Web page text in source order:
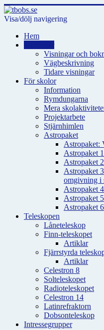
Visa/dölj navigering
Hem
Visningar och
Vägbeskrivning
Tidare visningar
För skolor
Information
Rymdungarna
Mera
Projektarbete
Stjärnhimlen
Astropaket
Astropaket:
Astropaket
Astropaket
Astropaket
omgivning i
Astropaket
Astropaket
Astropaket
Teleskopen
Låneteleskop
Finn-teleskopet
Artiklar
Fjärrstyrda
Artiklar
Celestron 8
Solteleskopet
Radioteleskopet
Celestron 14
Latinrefraktorn
Dobsonteleskop
Intressegrupper